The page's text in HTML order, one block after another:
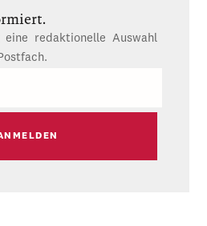
eine redaktionelle Auswahl